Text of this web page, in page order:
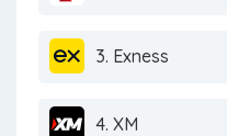
3. Exness
4. XM